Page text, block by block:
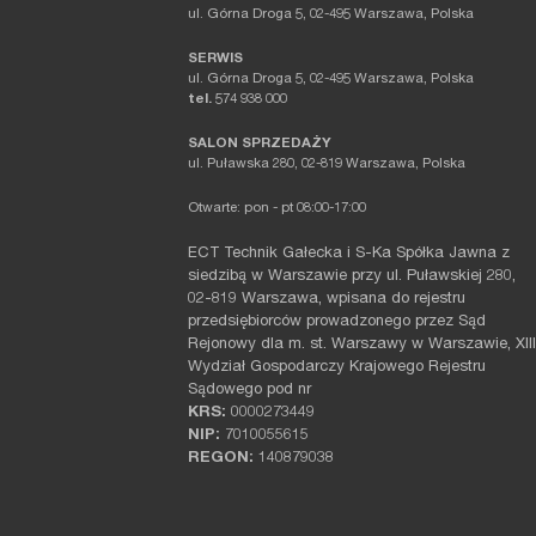
ul. Górna Droga 5, 02-495 Warszawa, Polska
SERWIS
ul. Górna Droga 5, 02-495 Warszawa, Polska
tel. 574 938 000
SALON SPRZEDAŻY
ul. Puławska 280, 02-819 Warszawa, Polska
Otwarte: pon - pt 08:00-17:00
ECT Technik Gałecka i S-Ka Spółka Jawna z
siedzibą w Warszawie przy ul. Puławskiej 280,
02-819 Warszawa, wpisana do rejestru
przedsiębiorców prowadzonego przez Sąd
Rejonowy dla m. st. Warszawy w Warszawie, XIII
Wydział Gospodarczy Krajowego Rejestru
Sądowego pod nr
KRS: 0000273449
NIP: 7010055615
REGON: 140879038